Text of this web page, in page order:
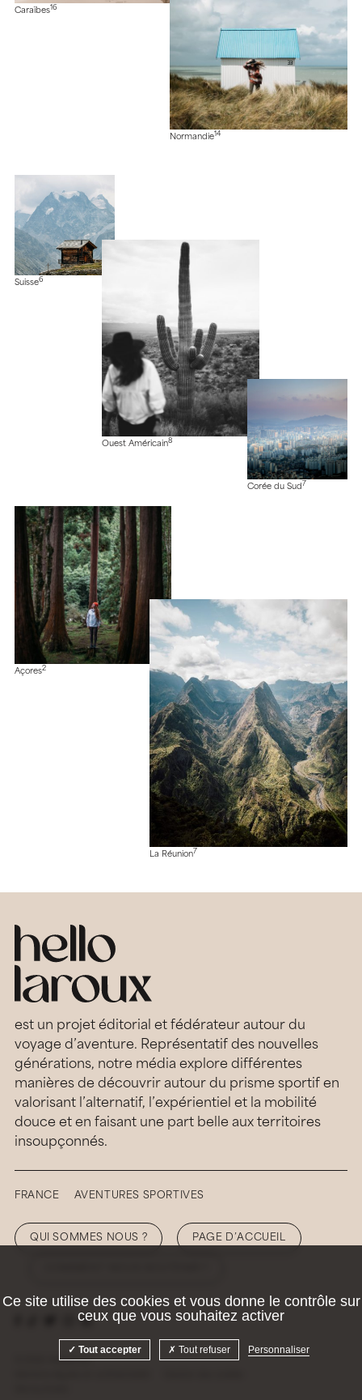
Caraïbes16
Normandie14
Suisse6
Ouest Américain8
Corée du Sud 7
Açores2
La Réunion7
est un projet éditorial et fédérateur autour du
voyage d’aventure. Représentatif des nouvelles
générations, notre média explore différentes
manières de découvrir autour du prisme sportif en
valorisant l’alternatif, l’expérientiel et la mobilité
douce et en faisant une part belle aux territoires
insoupçonnés.
FRANCE AVENTURES SPORTIVES
QUI SOMMES NOUS ? PAGE D’ACCUEIL
© 2026 Hellolaroux
Ce site utilise des cookies et vous donne le contrôle sur
ceux que vous souhaitez activer
Tout accepter Tout refuser Personnaliser